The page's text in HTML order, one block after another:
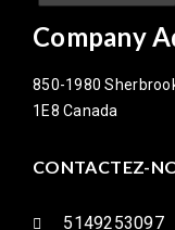
Company
850-1980
1E8 Canada
CONTACTEZ-
5149253097